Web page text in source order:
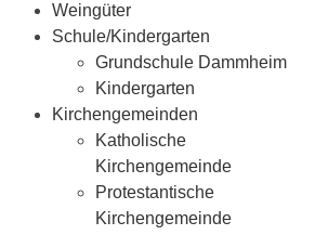
Weingüter
Schule/Kindergarten
Grundschule Dammheim
Kindergarten
Kirchengemeinden
Katholische
Kirchengemeinde
Protestantische
Kirchengemeinde